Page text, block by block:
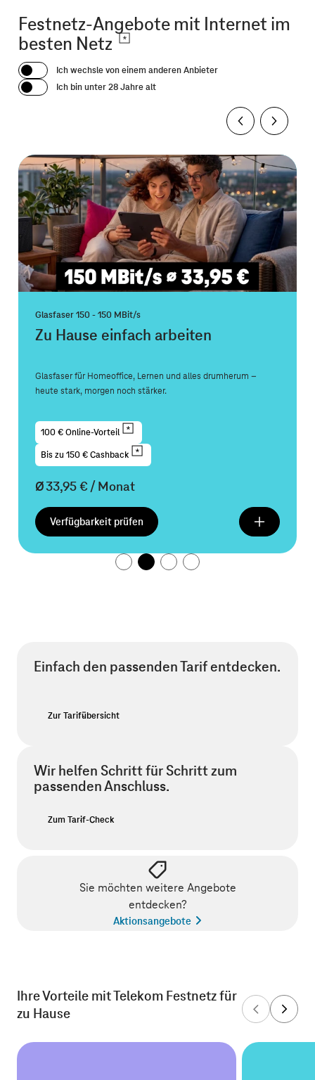
Festnetz-Angebote mit Internet im
besten Netz
Ich wechsle von einem anderen Anbieter
Ich bin unter 28 Jahre alt
Glasfaser 150 - 150 MBit/s
Zu Hause einfach arbeiten
Glasfaser für Homeoffice, Lernen und alles drumherum –
heute stark, morgen noch stärker.
100 € Online-Vorteil
Bis zu 150 € Cashback
Ø33,95 € / Monat
Verfügbarkeit prüfen
Einfach den passenden Tarif entdecken.
Zur Tarifübersicht
Wir helfen Schritt für Schritt zum
passenden Anschluss.
Zum Tarif-Check
Sie möchten weitere Angebote
entdecken?
Aktionsangebote
Ihre Vorteile mit Telekom Festnetz für
zu Hause